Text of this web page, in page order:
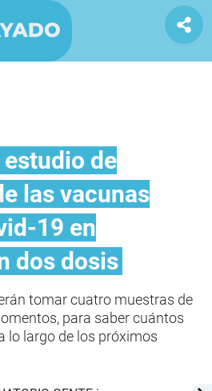
estudio de
las vacunas
19 en
dos dosis
tomar cuatro muestras de
para saber cuántos
lo largo de los próximos